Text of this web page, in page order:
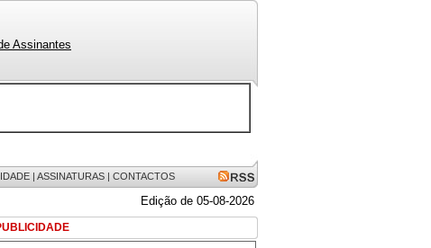
Assinantes
| ASSINATURAS | CONTACTOS
Edição de 05-08-2026